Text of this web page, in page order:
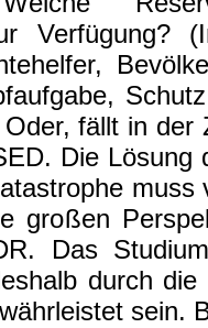
Verfügung?
fällt in der
Die Lösung
großen
Das
durch
sein.